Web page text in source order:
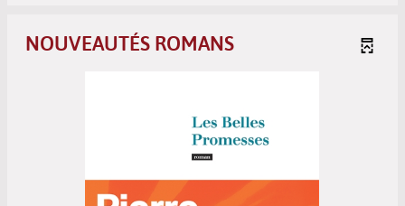
NOUVEAUTÉS ROMANS